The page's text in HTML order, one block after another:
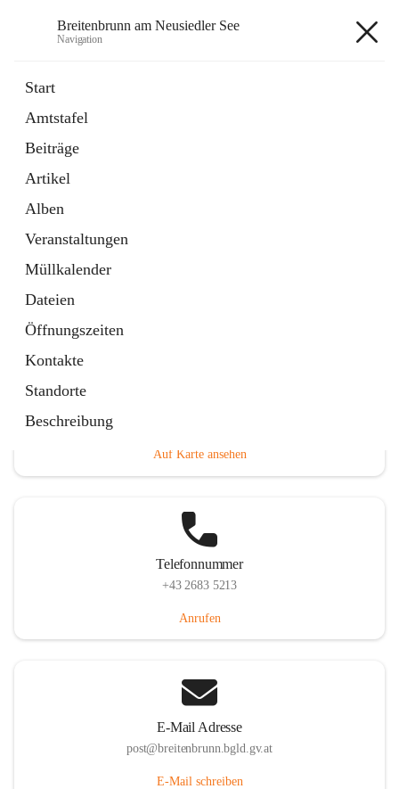
Breitenbrunn am Neusiedler See
Navigation
Start
Amtstafel
Beiträge
Artikel
Alben
Veranstaltungen
Müllkalender
Dateien
Öffnungszeiten
Kontakte
Standorte
Beschreibung
18 Schnellzugriffe
Gemeindeservice
Auf Karte ansehen
Telefonnummer
+43 2683 5213
Anrufen
E-Mail Adresse
post@breitenbrunn.bgld.gv.at
E-Mail schreiben